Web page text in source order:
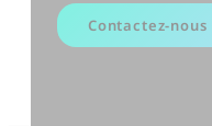
Contactez-nous